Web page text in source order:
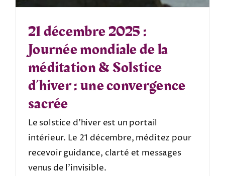
21 décembre 2025 :
Journée mondiale de la
méditation & Solstice
d’hiver : une convergence
sacrée
Le solstice d’hiver est un portail
intérieur. Le 21 décembre, méditez pour
recevoir guidance, clarté et messages
venus de l’invisible.